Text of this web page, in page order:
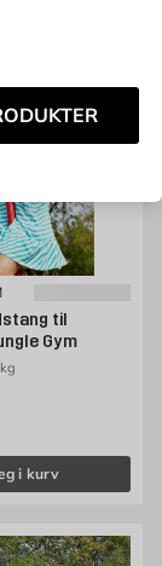
til
Gym
/stk
i kurv